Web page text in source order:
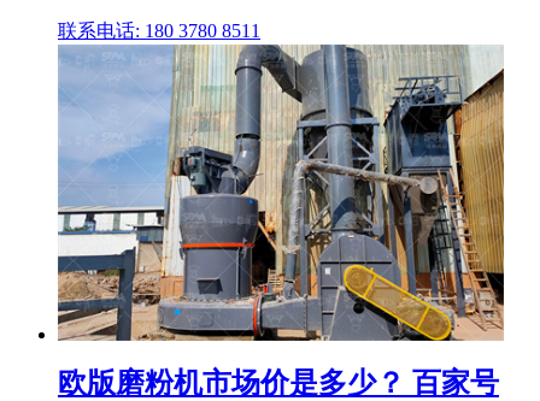
联系电话: 180 3780 8511
欧版磨粉机市场价是多少？ 百家号